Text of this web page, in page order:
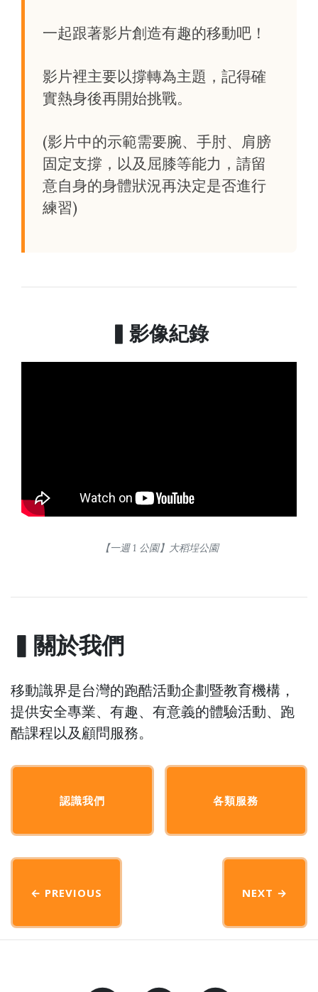
一起跟著影片創造有趣的移動吧！
影片裡主要以撐轉為主題，記得確
實熱身後再開始挑戰。
(影片中的示範需要腕、手肘、肩膀
固定支撐，以及屈膝等能力，請留
意自身的身體狀況再決定是否進行
練習)
▍影像紀錄
【一週 1 公園】大稻埕公園
▍關於我們
移動識界是台灣的跑酷活動企劃暨教育機構，
提供安全專業、有趣、有意義的體驗活動、跑
酷課程以及顧問服務。
認識我們 各類服務
← PREVIOUS NEXT →